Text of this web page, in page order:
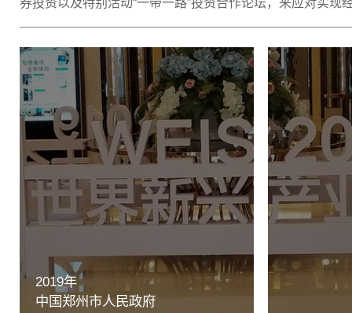
券投资以及特别活动“一带一路”投资合作论坛，来应对实现
2019年
中国郑州市人民政府